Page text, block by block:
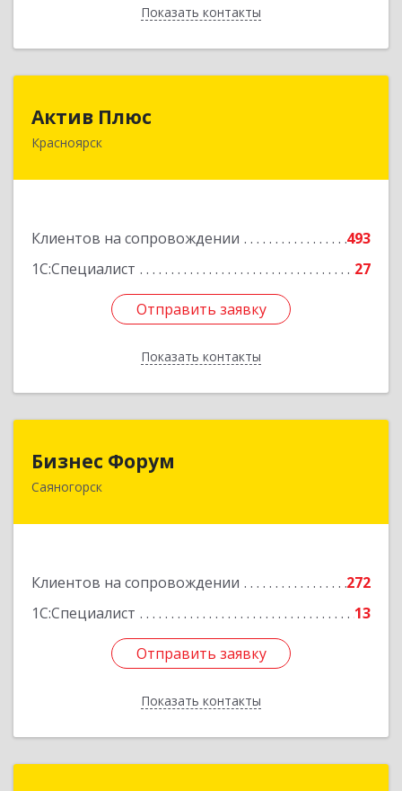
Показать контакты
Назад
Актив Плюс
Красноярск
Клиентов на сопровождении
493
1С:Специалист
27
Отправить заявку
Показать контакты
660017, Красноярский край, Красноярск г,
Отправить заявку
Назад
Бизнес Форум
Саяногорск
Клиентов на сопровождении
272
1С:Специалист
13
Отправить заявку
Показать контакты
655603, Хакасия Респ, Саяногорск г, Советский
Отправить заявку
Назад